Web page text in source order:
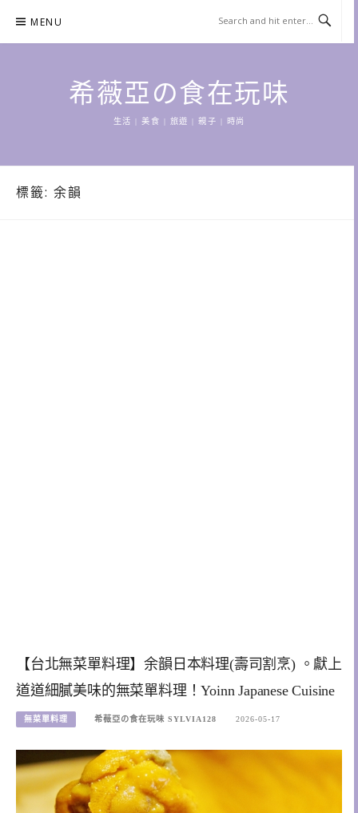
content
MENU
希薇亞の食在玩味
生活 | 美食 | 旅遊 | 親子 | 時尚
標籤: 余韻
【台北無菜單料理】余韻日本料理(壽司割烹) 。獻上
道道細膩美味的無菜單料理！Yoinn Japanese Cuisine
無菜單料理 希薇亞の食在玩味 SYLVIA128 2026-05-17